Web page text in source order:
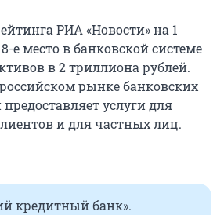
РИА «Новости» на 1
е место в банковской системе
в 2 триллиона рублей.
рынке банковских
предоставляет услуги для
и для частных лиц.
кредитный банк».